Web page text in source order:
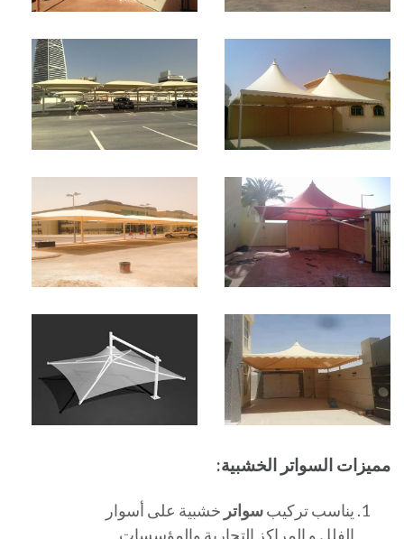
مميزات السواتر الخشبية:
يناسب تركيبسواتر خشبية على أسوار
الفلل و المراكز التجارية والمؤسسات